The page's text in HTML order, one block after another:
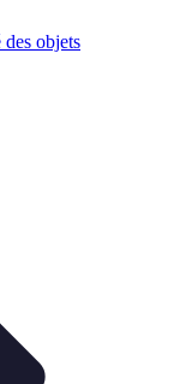
des objets